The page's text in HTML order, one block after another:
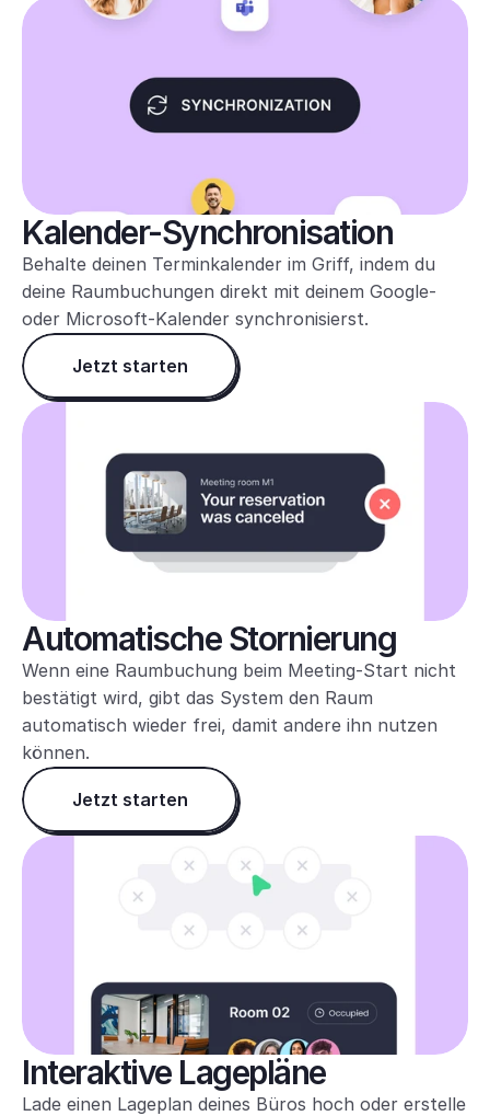
Kalender-Synchronisation
Behalte deinen Terminkalender im Griff, indem du
deine Raumbuchungen direkt mit deinem Google-
oder Microsoft-Kalender synchronisierst.
Jetzt starten
Automatische Stornierung
Wenn eine Raumbuchung beim Meeting-Start nicht
bestätigt wird, gibt das System den Raum
automatisch wieder frei, damit andere ihn nutzen
können.
Jetzt starten
Interaktive Lagepläne
Lade einen Lageplan deines Büros hoch oder erstelle